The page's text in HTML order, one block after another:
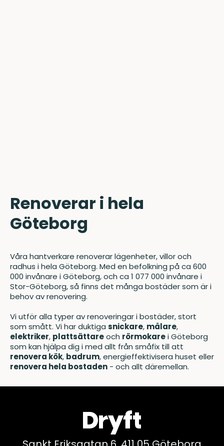
Renoverar i hela
Göteborg
Våra hantverkare renoverar lägenheter, villor och
radhus i hela Göteborg. Med en befolkning på ca 600
000 invånare i Göteborg, och ca 1 077 000 invånare i
Stor-Göteborg, så finns det många bostäder som är i
behov av renovering.
Vi utför alla typer av renoveringar i bostäder, stort
som smått. Vi har duktiga snickare, målare,
elektriker, plattsättareoch rörmokarei Göteborg
som kan hjälpa dig i med allt från småfix till att
renovera kök, badrum,energieffektivisera huset eller
renovera hela bostaden - och allt däremellan.